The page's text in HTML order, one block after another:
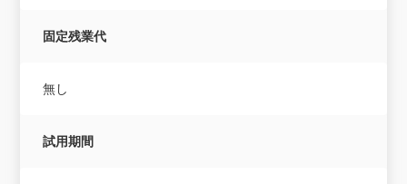
固定残業代
無し
試用期間